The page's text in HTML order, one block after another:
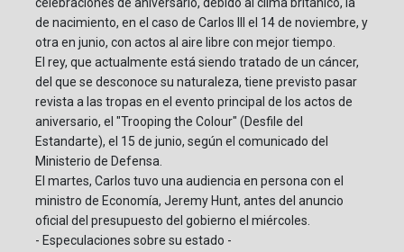
celebraciones de aniversario, debido al clima británico, la
de nacimiento, en el caso de Carlos III el 14 de noviembre, y
otra en junio, con actos al aire libre con mejor tiempo.
El rey, que actualmente está siendo tratado de un cáncer,
del que se desconoce su naturaleza, tiene previsto pasar
revista a las tropas en el evento principal de los actos de
aniversario, el "Trooping the Colour" (Desfile del
Estandarte), el 15 de junio, según el comunicado del
Ministerio de Defensa.
El martes, Carlos tuvo una audiencia en persona con el
ministro de Economía, Jeremy Hunt, antes del anuncio
oficial del presupuesto del gobierno el miércoles.
- Especulaciones sobre su estado -